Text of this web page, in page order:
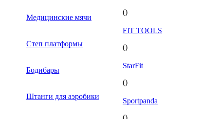
Медицинские мячи
Степ платформы
Бодибары
Штанги для аэробики
()
FIT TOOLS
()
StarFit
()
Sportpanda
()